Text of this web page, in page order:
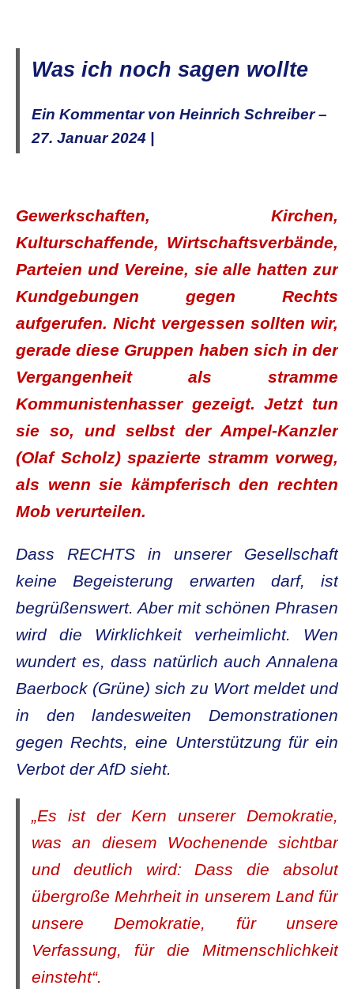
Was ich noch sagen wollte
Ein Kommentar von Heinrich Schreiber –
27. Januar 2024 |
Gewerkschaften, Kirchen,
Kulturschaffende, Wirtschaftsverbände,
Parteien und Vereine, sie alle hatten zur
Kundgebungen gegen Rechts
aufgerufen. Nicht vergessen sollten wir,
gerade diese Gruppen haben sich in der
Vergangenheit als stramme
Kommunistenhasser gezeigt. Jetzt tun
sie so, und selbst der Ampel-Kanzler
(Olaf Scholz) spazierte stramm vorweg,
als wenn sie kämpferisch den rechten
Mob verurteilen.
Dass RECHTS in unserer Gesellschaft
keine Begeisterung erwarten darf, ist
begrüßenswert. Aber mit schönen Phrasen
wird die Wirklichkeit verheimlicht. Wen
wundert es, dass natürlich auch Annalena
Baerbock (Grüne) sich zu Wort meldet und
in den landesweiten Demonstrationen
gegen Rechts, eine Unterstützung für ein
Verbot der AfD sieht.
„Es ist der Kern unserer Demokratie,
was an diesem Wochenende sichtbar
und deutlich wird: Dass die absolut
übergroße Mehrheit in unserem Land für
unsere Demokratie, für unsere
Verfassung, für die Mitmenschlichkeit
einsteht“.